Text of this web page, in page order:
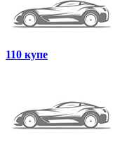
110 купе